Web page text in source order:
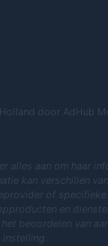
door AdHub
alles aan om haar
kan verschillen
of
en
beoordelen van